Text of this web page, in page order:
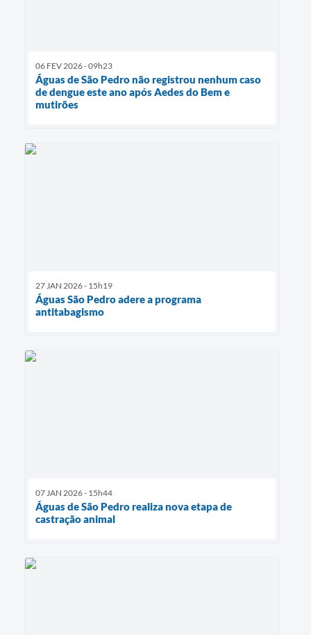
06 FEV 2026 - 09h23
Águas de São Pedro não registrou nenhum caso
de dengue este ano após Aedes do Bem e
mutirões
27 JAN 2026 - 15h19
Águas São Pedro adere a programa
antitabagismo
07 JAN 2026 - 15h44
Águas de São Pedro realiza nova etapa de
castração animal